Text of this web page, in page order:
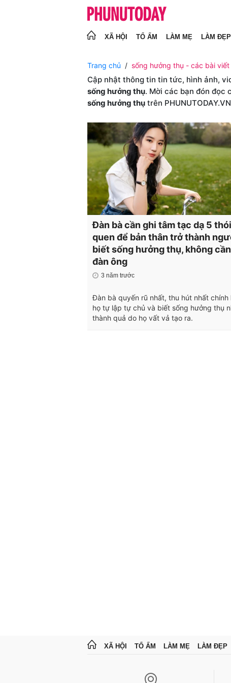
XÃ HỘI TỔ ẤM LÀM MẸ LÀM ĐẸP
Trang chủ sống hưởng thụ - các bài
Cập nhật thông tin tin tức, hình ảnh,
sống hưởng thụ. Mời các bạn đón đọc
sống hưởng thụ trên PHUNUTODAY.VN
Đàn bà cần ghi tâm tạc dạ 5 thói
quen để bản thân trở thành
biết sống hưởng thụ, không cần
đàn ông
3 năm trước
Đàn bà quyến rũ nhất, thu hút nhất chính
họ tự lập tự chủ và biết sống hưởng thụ
thành quả do họ vất vả tạo ra.
XÃ HỘI TỔ ẤM LÀM MẸ LÀM ĐẸP